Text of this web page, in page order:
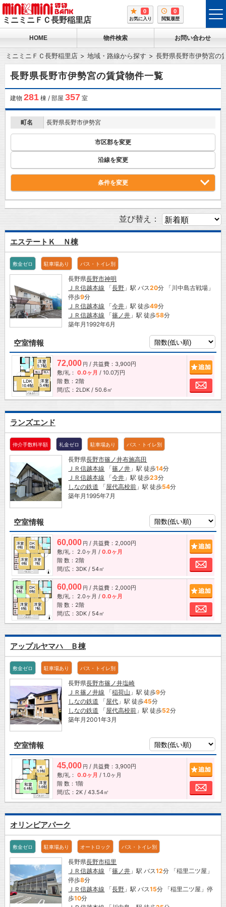
ミニミニＦＣ長野稲里店
0
お気に入り
0
閲覧履歴
HOME 物件検索 お問い合わせ
ミニミニＦＣ長野稲里店 地域・路線から探す 長野県長野市伊勢宮の
長野県長野市伊勢宮の賃貸物件一覧
建物 281棟 / 部屋 357 室
町名 長野県長野市伊勢宮
市区郡を変更
沿線を変更
条件を変更
並び替え：
エステートＫ Ｎ棟
敷金ゼロ 駐車場あり バス・トイレ別
長野県長野市神明
ＪＲ信越本線 「長野 」駅 バス20分 「川中島古戦場」
停歩9分
ＪＲ信越本線 「今井 」駅 徒歩49分
ＪＲ信越本線 「篠ノ井 」駅 徒歩58分
築年月1992年6月
空室情報
72,000 円 / 共益費：3,900円
敷/礼： 0.0ヶ月 / 10.0万円
階 数：2階
間/広：2LDK / 50.6㎡
お
ランズエンド
仲介手数料半額 礼金ゼロ 駐車場あり バス・トイレ別
長野県長野市篠ノ井布施高田
ＪＲ信越本線 「篠ノ井 」駅 徒歩14分
ＪＲ信越本線 「今井 」駅 徒歩23分
しなの鉄道 「屋代高校前 」駅 徒歩54分
築年月1995年7月
空室情報
60,000 円 / 共益費：2,000円
敷/礼： 2.0ヶ月 / 0.0ヶ月
階 数：2階
間/広：3DK / 54㎡
お
60,000 円 / 共益費：2,000円
敷/礼： 2.0ヶ月 / 0.0ヶ月
階 数：2階
間/広：3DK / 54㎡
お
アップルヤマハ Ｂ棟
敷金ゼロ 駐車場あり バス・トイレ別
長野県長野市篠ノ井塩崎
ＪＲ篠ノ井線 「稲荷山 」駅 徒歩9分
しなの鉄道 「屋代 」駅 徒歩45分
しなの鉄道 「屋代高校前 」駅 徒歩52分
築年月2001年3月
空室情報
45,000 円 / 共益費：3,900円
敷/礼： 0.0ヶ月 / 1.0ヶ月
階 数：1階
間/広：2K / 43.54㎡
お
オリンピアパーク
敷金ゼロ 駐車場あり オートロック バス・トイレ別
長野県長野市稲里
ＪＲ信越本線 「篠ノ井 」駅 バス12分 「稲里二ツ屋」
停歩8分
ＪＲ信越本線 「長野 」駅 バス15分 「稲里二ツ屋」停
歩10分